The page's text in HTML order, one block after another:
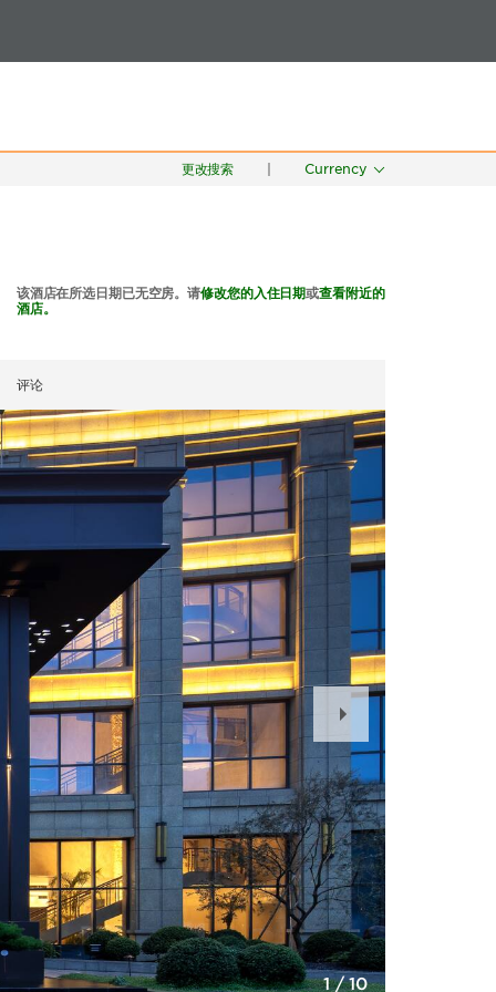
更改搜索 Currency
该酒店在所选日期已无空房。请修改您的入住日期或查看附近的
酒店。
评论
1/10
Next
Slide